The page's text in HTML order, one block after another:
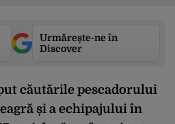
Urmărește-ne în
Discover
căutările pescadorului
și a echipajului în